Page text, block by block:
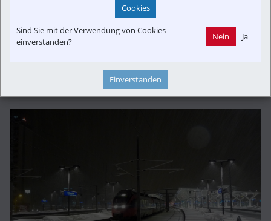
Cookies
Sind Sie mit der Verwendung von Cookies
einverstanden?
Nein Ja
Einverstanden